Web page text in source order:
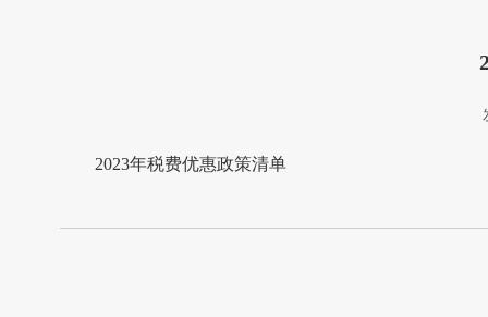
2023年税费优惠政策清单